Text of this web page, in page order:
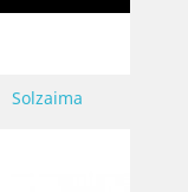
Solzaima